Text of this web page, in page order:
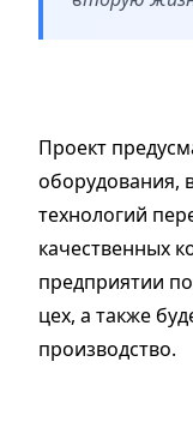
Проект
оборудования,
технологий
качественных
предприятии
цех, а также
производство.